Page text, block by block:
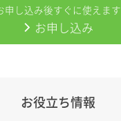
申し込み後すぐに使えます
お申し込み
お役立ち情報